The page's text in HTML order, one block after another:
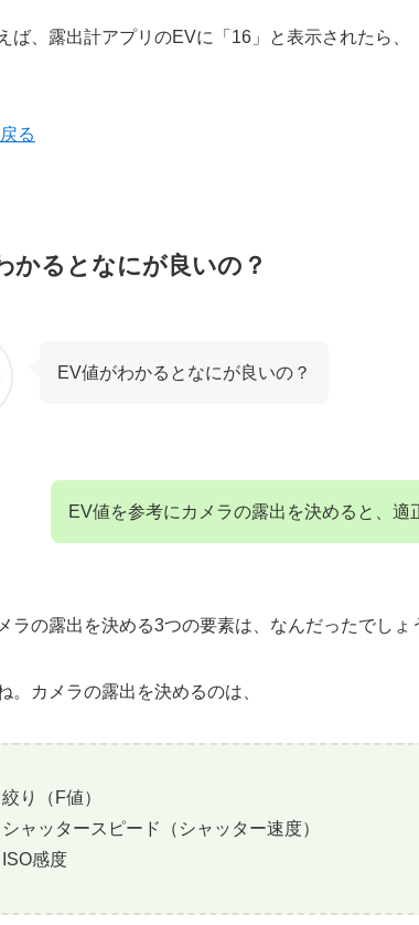
ば、露出計アプリのEVに「16」と表示されたら
る
かるとなにが良いの？
EV値がわかるとなにが良いの？
EV値を参考にカメラの露出を決めると、適
ラの露出を決める3つの要素は、なんだったでしょ
。カメラの露出を決めるのは、
絞り（F値）
シャッタースピード（シャッター速度）
ISO感度